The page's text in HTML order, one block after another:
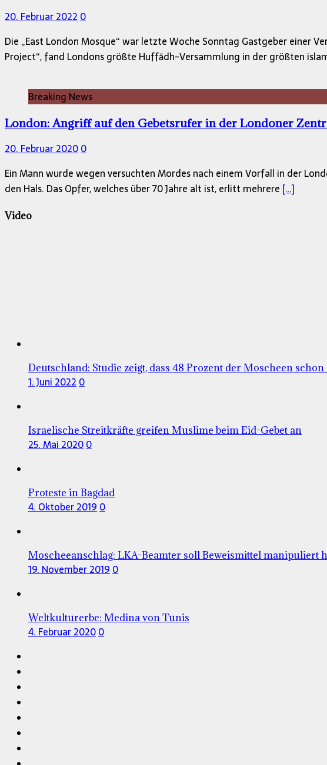
20. Februar 2022 0
Die „East London Mosque“ war letzte Woche Sonntag Gastgeber einer
Project“, fand Londons größte Huffādh-Versammlung in der größten
Breaking News
London: Angriff auf den Gebetsrufer in der Londoner
20. Februar 20200
Ein Mann wurde wegen versuchten Mordes nach einem Vorfall in der
den Hals. Das Opfer, welches über 70 Jahre alt ist, erlitt mehrere […]
Video
Deutschland: Studie zeigt, dass 48 Prozent der Moscheen
1. Juni 2022 0
Israelische Streitkräfte greifen Muslime beim Eid-Gebet an
25. Mai 20200
Proteste in Bagdad
4. Oktober 2019 0
Moscheeanschlag: LKA-Beamter soll Beweismittel manipuliert
19. November 2019 0
Weltkulturerbe: Medina von Tunis
4. Februar 20200